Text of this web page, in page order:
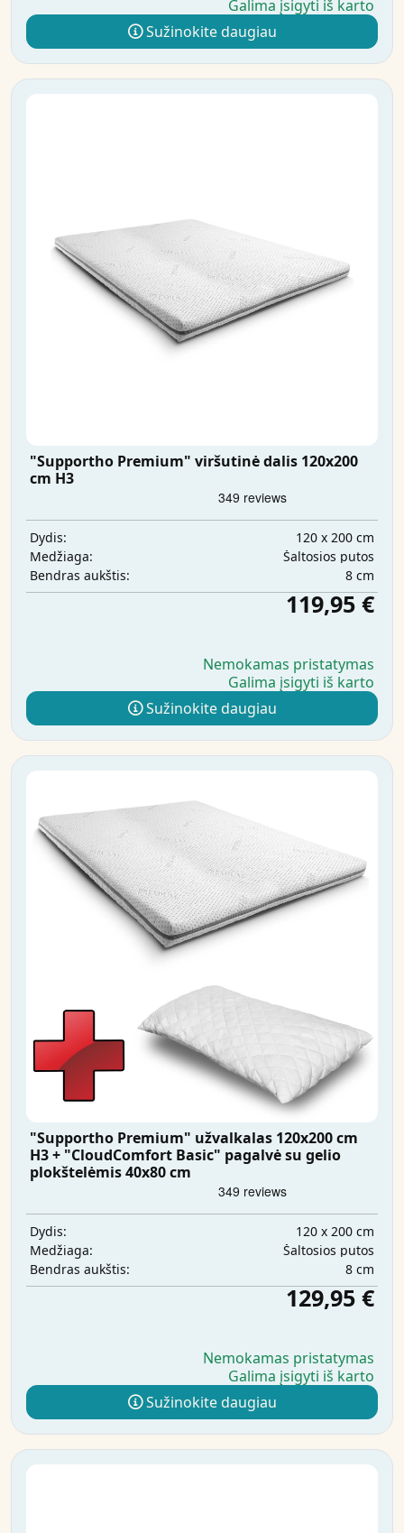
Galima įsigyti iš karto
Sužinokite daugiau
"Supportho Premium" viršutinė dalis 120x200
cm H3
Dydis:
120 x 200 cm
Medžiaga:
Šaltosios putos
Bendras aukštis:
8 cm
119,95 €
Nemokamas pristatymas
Galima įsigyti iš karto
Sužinokite daugiau
"Supportho Premium" užvalkalas 120x200 cm
H3 + "CloudComfort Basic" pagalvė su gelio
plokštelėmis 40x80 cm
Dydis:
120 x 200 cm
Medžiaga:
Šaltosios putos
Bendras aukštis:
8 cm
129,95 €
Nemokamas pristatymas
Galima įsigyti iš karto
Sužinokite daugiau